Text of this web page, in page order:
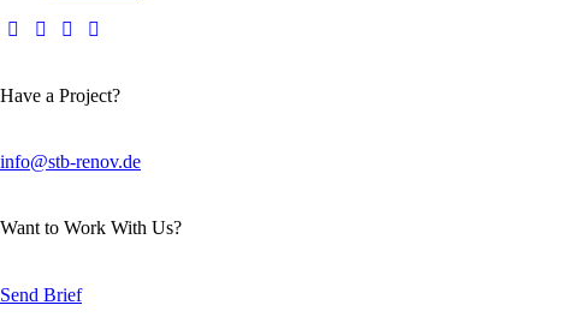
Have a Project?
info@stb-renov.de
Want to Work With Us?
Send Brief